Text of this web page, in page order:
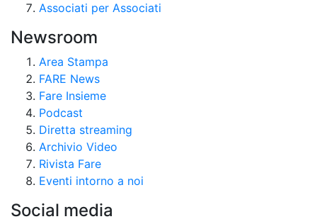
Associati per Associati
Newsroom
Area Stampa
FARE News
Fare Insieme
Podcast
Diretta streaming
Archivio Video
Rivista Fare
Eventi intorno a noi
Social media